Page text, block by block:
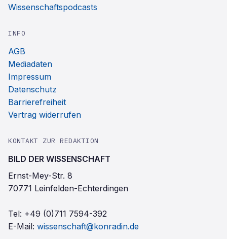
Wissenschaftspodcasts
INFO
AGB
Mediadaten
Impressum
Datenschutz
Barrierefreiheit
Vertrag widerrufen
KONTAKT ZUR REDAKTION
BILD DER WISSENSCHAFT
Ernst-Mey-Str. 8
70771 Leinfelden-Echterdingen
Tel: +49 (0)711 7594-392
E-Mail: wissenschaft@konradin.de